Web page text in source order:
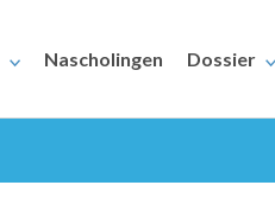
Nascholingen Dossier